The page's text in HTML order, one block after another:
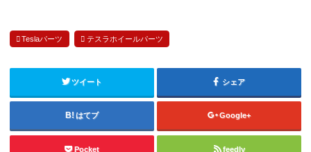
Teslaパーツ テスラホイールパーツ
ツイート シェア
はてブ Google+
Pocket feedly